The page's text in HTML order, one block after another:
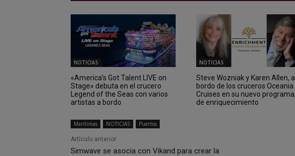
NOTICIAS
«America’s Got Talent LIVE on
Stage» debuta en el crucero
Legend of the Seas con varios
artistas a bordo
NOTICIAS
Steve Wozniak y Karen Allen, a
bordo de los cruceros Oceania
Cruises en su nuevo programa
de enriquecimiento
Marítimas NOTICIAS Puertos
Artículo anterior
Simwave se asocia con Vikand para crear la